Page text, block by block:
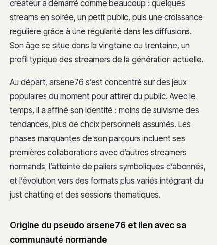
créateur a démarré comme beaucoup : quelques
streams en soirée, un petit public, puis une croissance
régulière grâce à une régularité dans les diffusions.
Son âge se situe dans la vingtaine ou trentaine, un
profil typique des streamers de la génération actuelle.
Au départ, arsene76 s’est concentré sur des jeux
populaires du moment pour attirer du public. Avec le
temps, il a affiné son identité : moins de suivisme des
tendances, plus de choix personnels assumés. Les
phases marquantes de son parcours incluent ses
premières collaborations avec d’autres streamers
normands, l’atteinte de paliers symboliques d’abonnés,
et l’évolution vers des formats plus variés intégrant du
just chatting et des sessions thématiques.
Origine du pseudo arsene76 et lien avec sa
communauté normande